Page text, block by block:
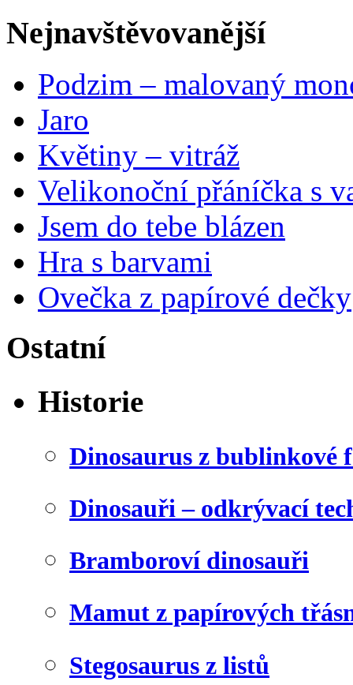
Nejnavštěvovanější
Podzim – malovaný
Jaro
Květiny – vitráž
Velikonoční přáníčka s
Jsem do tebe blázen
Hra s barvami
Ovečka z papírové dečky
Ostatní
Historie
Dinosaurus z bublinkové
Dinosauři – odkrývací
Bramboroví dinosauři
Mamut z papírových
Stegosaurus z listů